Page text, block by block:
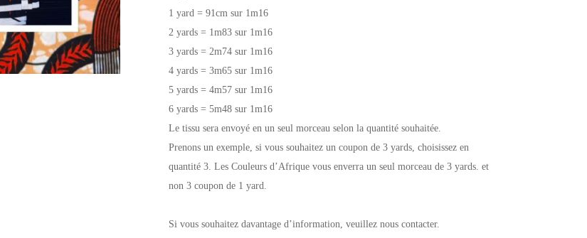
1 yard = 91cm sur 1m16
2 yards = 1m83 sur 1m16
3 yards = 2m74 sur 1m16
4 yards = 3m65 sur 1m16
5 yards = 4m57 sur 1m16
6 yards = 5m48 sur 1m16
Le tissu sera envoyé en un seul morceau selon la quantité souhaitée.
Prenons un exemple, si vous souhaitez un coupon de 3 yards, choisissez en
quantité 3. Les Couleurs d’Afrique vous enverra un seul morceau de 3 yards. et
non 3 coupon de 1 yard.
Si vous souhaitez davantage d’information, veuillez nous contacter.